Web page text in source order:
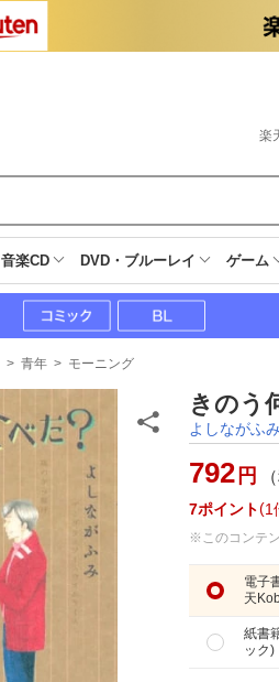
楽
音楽CD DVD・ブルーレイ ゲーム
> 青年 > モーニング
きのう
よしながふみ
792 円
7ポイント 1
※このコンテ
電子
天
紙書
ック)